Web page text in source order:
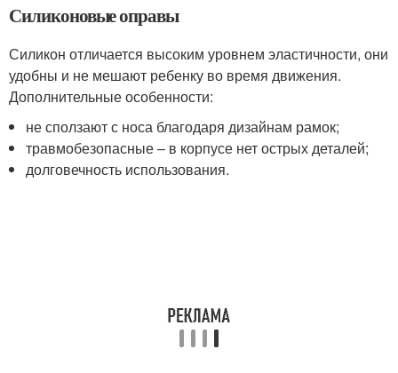
Силиконовые оправы
Силикон отличается высоким уровнем эластичности, они
удобны и не мешают ребенку во время движения.
Дополнительные особенности:
не сползают с носа благодаря дизайнам рамок;
травмобезопасные – в корпусе нет острых деталей;
долговечность использования.